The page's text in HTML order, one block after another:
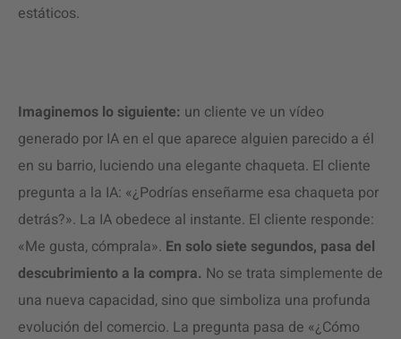
estáticos.
Imaginemos lo siguiente: un cliente ve un vídeo
generado por IA en el que aparece alguien parecido a él
en su barrio, luciendo una elegante chaqueta. El cliente
pregunta a la IA: «¿Podrías enseñarme esa chaqueta por
detrás?». La IA obedece al instante. El cliente responde:
«Me gusta, cómprala». En solo siete segundos, pasa del
descubrimiento a la compra. No se trata simplemente de
una nueva capacidad, sino que simboliza una profunda
evolución del comercio. La pregunta pasa de «¿Cómo